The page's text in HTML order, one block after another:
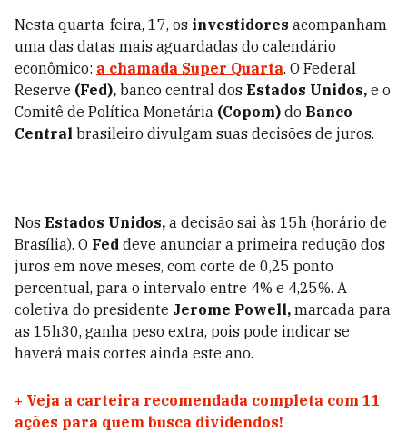
Nesta quarta-feira, 17, os investidores acompanham
uma das datas mais aguardadas do calendário
econômico: a chamada Super Quarta. O Federal
Reserve (Fed), banco central dos Estados Unidos, e o
Comitê de Política Monetária (Copom) do Banco
Central brasileiro divulgam suas decisões de juros.
Nos Estados Unidos, a decisão sai às 15h (horário de
Brasília). O Fed deve anunciar a primeira redução dos
juros em nove meses, com corte de 0,25 ponto
percentual, para o intervalo entre 4% e 4,25%. A
coletiva do presidente Jerome Powell, marcada para
as 15h30, ganha peso extra, pois pode indicar se
haverá mais cortes ainda este ano.
+ Veja a carteira recomendada completa com 11
ações para quem busca dividendos!